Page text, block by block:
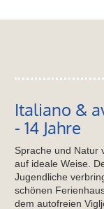
Italiano &
- 14 Jahre
Sprache und Natur
auf ideale Weise.
Jugendliche
schönen
dem autofreien